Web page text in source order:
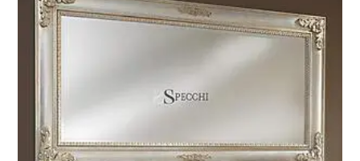
articoli prodotti artigianalmente secondo
rigorosi standard produttivi, nasce con l’idea
di aiutarti a trovare il
complemento
decorare la tua casa
Ogni prodotto
un pezzo unico. Questospecchio argento